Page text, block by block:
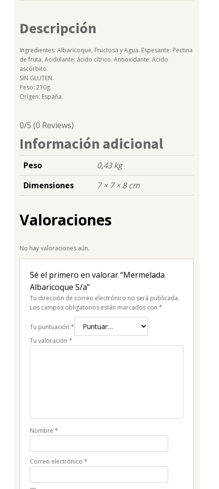
Descripción
Ingredientes: Albaricoque, Fructosa y Agua. Espesante: Pectina
de fruta, Acidulante: ácido cítrico. Antioxidante: Acido
ascórbito.
SIN GLUTEN.
Peso: 270g.
Origen: España.
0/5 (0 Reviews)
Información adicional
Peso
0,43 kg
Dimensiones
7 × 7 × 8 cm
Valoraciones
No hay valoraciones aún.
Sé el primero en valorar “Mermelada
Albaricoque S/a”
Tu dirección de correo electrónico no será publicada.
Los campos obligatorios están marcados con *
Tu puntuación *
Tu valoración *
Nombre *
Correo electrónico *